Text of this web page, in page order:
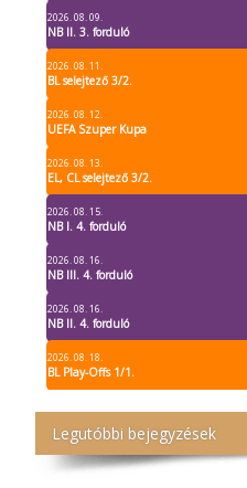
2026. 08. 09.
NB II. 3. forduló
2026. 08. 11.
BL selejtező 3/2.
2026. 08. 12.
UEFA Szuper Kupa
2026. 08. 13.
EL, CL selejtező 3/2.
2026. 08. 15.
NB I. 4. forduló
2026. 08. 16.
NB III. 4. forduló
2026. 08. 16.
NB II. 4. forduló
2026. 08. 18.
BL Play-Offs 1/1.
Legutóbbi bejegyzések